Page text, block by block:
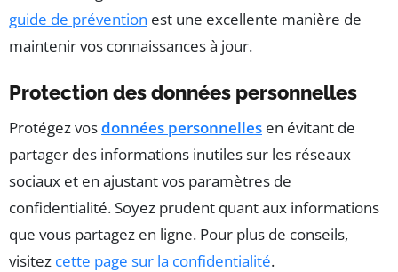
guide de prévention est une excellente manière de
maintenir vos connaissances à jour.
Protection des données personnelles
Protégez vosdonnées personnelles en évitant de
partager des informations inutiles sur les réseaux
sociaux et en ajustant vos paramètres de
confidentialité. Soyez prudent quant aux informations
que vous partagez en ligne. Pour plus de conseils,
visitez cette page sur la confidentialité.